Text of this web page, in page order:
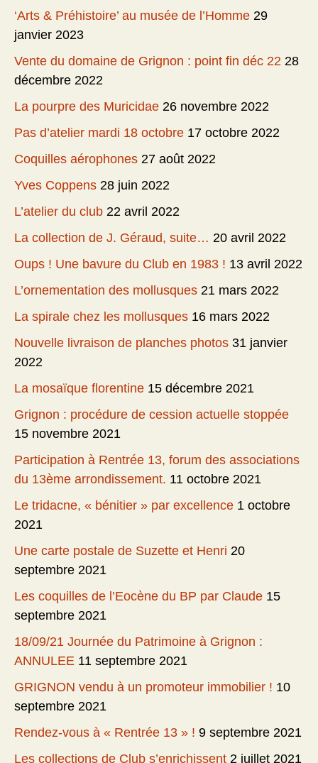
‘Arts & Préhistoire’ au musée de l’Homme 29
janvier 2023
Vente du domaine de Grignon : point fin déc 22 28
décembre 2022
La pourpre des Muricidae 26 novembre 2022
Pas d’atelier mardi 18 octobre 17 octobre 2022
Coquilles aérophones 27 août 2022
Yves Coppens 28 juin 2022
L’atelier du club 22 avril 2022
La collection de J. Géraud, suite… 20 avril 2022
Oups ! Une bavure du Club en 1983 ! 13 avril 2022
L’ornementation des mollusques 21 mars 2022
La spirale chez les mollusques 16 mars 2022
Nouvelle livraison de planches photos 31 janvier
2022
La mosaïque florentine 15 décembre 2021
Grignon : procédure de cession actuelle stoppée
15 novembre 2021
Participation à Rentrée 13, forum des associations
du 13ème arrondissement. 11 octobre 2021
Le tridacne, « bénitier » par excellence 1 octobre
2021
Une carte postale de Suzette et Henri 20
septembre 2021
Les coquilles de l’Eocène du BP par Claude 15
septembre 2021
18/09/21 Journée du Patrimoine à Grignon :
ANNULEE 11 septembre 2021
GRIGNON vendu à un promoteur immobilier ! 10
septembre 2021
Rendez-vous à « Rentrée 13 » ! 9 septembre 2021
Les collections de Club s’enrichissent 2 juillet 2021